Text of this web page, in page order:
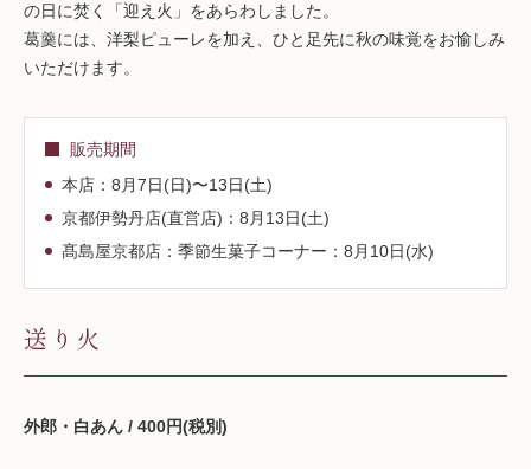
の日に焚く「迎え火」をあらわしました。
葛羹には、洋梨ピューレを加え、ひと足先に秋の味覚をお愉しみ
いただけます。
販売期間
本店：8月7日(日)〜13日(土)
京都伊勢丹店(直営店)：8月13日(土)
髙島屋京都店：季節生菓子コーナー：8月10日(水)
送り火
外郎・白あん / 400円(税別)